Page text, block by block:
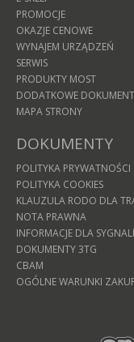
PROMOCJE
OKAZJE CENOWE
WYNAJEM URZĄDZEŃ
SERWIS
PRODUKTY MOST
DODATKOWE
MAPA STRONY
DOKUMENTY
POLITYKA PRYWATNOŚCI
POLITYKA COOKIES
KLAUZULA RODO DLA
NOTA PRAWNA
INFORMACJE DLA
DOKUMENTY 3TG
CBAM
OGÓLNE WARUNKI